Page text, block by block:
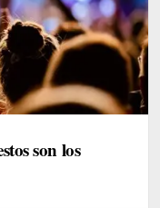
son los